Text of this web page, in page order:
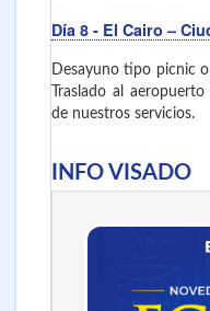
Día 8 - El Cairo –
Desayuno tipo picnic
Traslado al
de nuestros servicios.
INFO VISADO